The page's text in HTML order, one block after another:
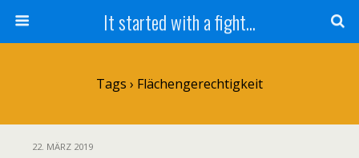
It started with a fight...
Tags › Flächengerechtigkeit
22. MÄRZ 2019